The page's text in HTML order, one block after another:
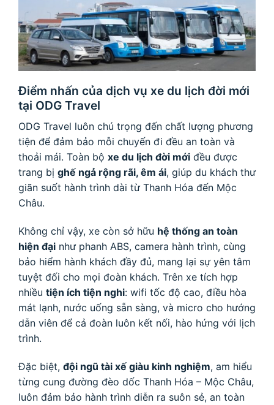
Điểm nhấn của dịch vụ xe du lịch đời mới
tại ODG Travel
ODG Travel luôn chú trọng đến chất lượng phương
tiện để đảm bảo mỗi chuyến đi đều an toàn và
thoải mái. Toàn bộ xe du lịch đời mới đều được
trang bị ghế ngả rộng rãi, êm ái, giúp du khách thư
giãn suốt hành trình dài từ Thanh Hóa đến Mộc
Châu.
Không chỉ vậy, xe còn sở hữu hệ thống an toàn
hiện đại như phanh ABS, camera hành trình, cùng
bảo hiểm hành khách đầy đủ, mang lại sự yên tâm
tuyệt đối cho mọi đoàn khách. Trên xe tích hợp
nhiều tiện ích tiện nghi: wifi tốc độ cao, điều hòa
mát lạnh, nước uống sẵn sàng, và micro cho hướng
dẫn viên để cả đoàn luôn kết nối, hào hứng với lịch
trình.
Đặc biệt, đội ngũ tài xế giàu kinh nghiệm, am hiểu
từng cung đường đèo dốc Thanh Hóa – Mộc Châu,
luôn đảm bảo hành trình diễn ra suôn sẻ, an toàn